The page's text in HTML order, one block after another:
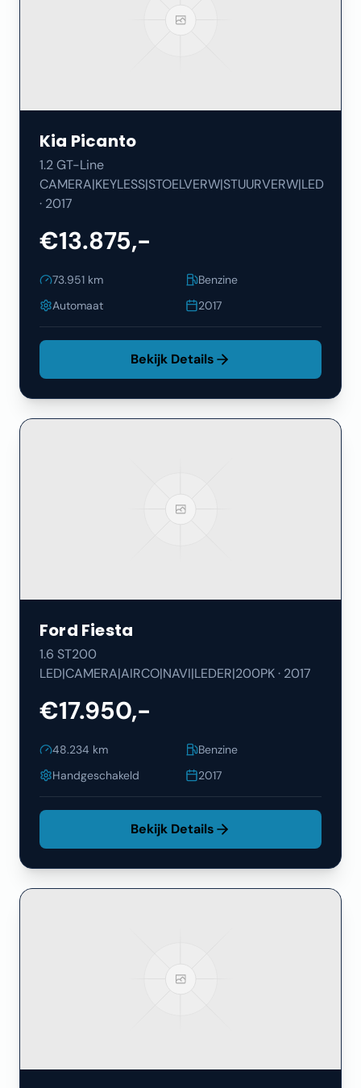
Kia Picanto
1.2 GT-Line
CAMERA|KEYLESS|STOELVERW|STUURVERW|LED
· 2017
€13.875,-
73.951 km
Benzine
Automaat
2017
Bekijk Details
Ford Fiesta
1.6 ST200
LED|CAMERA|AIRCO|NAVI|LEDER|200PK· 2017
€17.950,-
48.234 km
Benzine
Handgeschakeld
2017
Bekijk Details